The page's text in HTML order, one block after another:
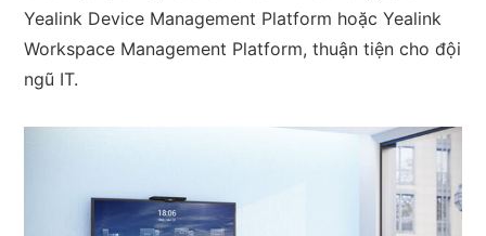
Yealink Device Management Platform hoặc Yealink
Workspace Management Platform, thuận tiện cho đội
ngũ IT.